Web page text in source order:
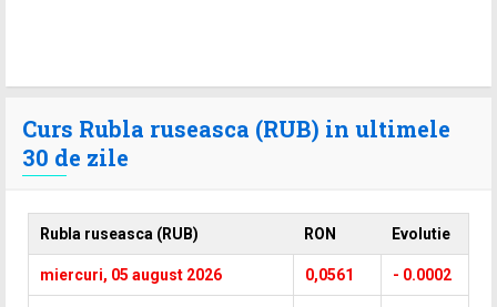
Curs Rubla ruseasca (RUB) in ultimele
30 de zile
Rubla ruseasca (RUB) RON Evolutie
miercuri, 05 august 2026 0,0561 - 0.0002